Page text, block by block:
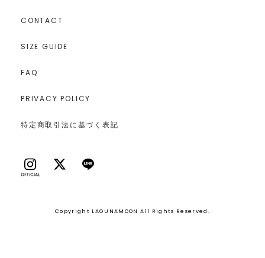
CONTACT
SIZE GUIDE
FAQ
PRIVACY POLICY
特定商取引法に基づく表記
Copyright LAGUNAMOON All Rights Reserved.